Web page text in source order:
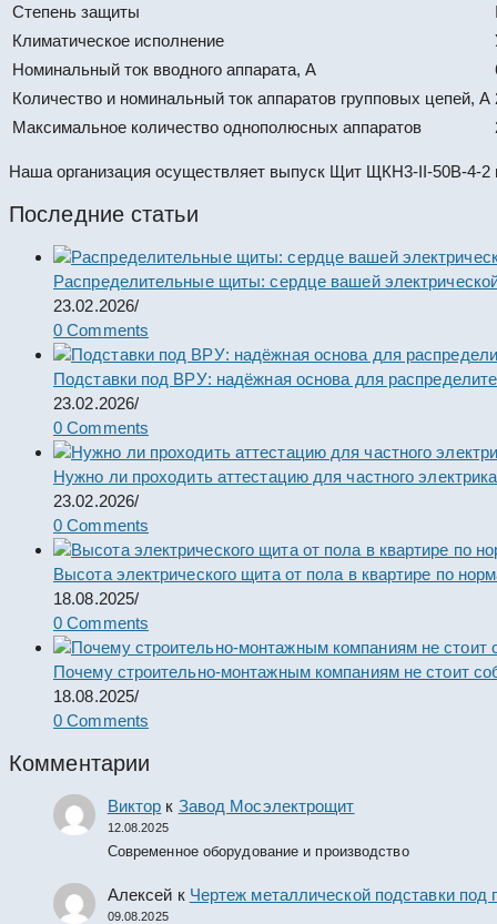
Степень защиты
Климатическое исполнение
Номинальный ток вводного аппарата, А
Количество и номинальный ток аппаратов групповых цепей, А
Максимальное количество однополюсных аппаратов
Наша организация осуществляет выпуск Щит ЩКН3-II-50В-4-2
Последние статьи
Распределительные щиты: сердце вашей
23.02.2026/
0 Comments
Подставки под ВРУ: надёжная основа для
23.02.2026/
0 Comments
Нужно ли проходить аттестацию для частного
23.02.2026/
0 Comments
Высота электрического щита от пола в квартире по
18.08.2025/
0 Comments
Почему строительно-монтажным компаниям не стоит
18.08.2025/
0 Comments
Комментарии
Виктор к Завод Мосэлектрощит
12.08.2025
Современное оборудование и производство
Алексей к Чертеж металлической подставки
09.08.2025